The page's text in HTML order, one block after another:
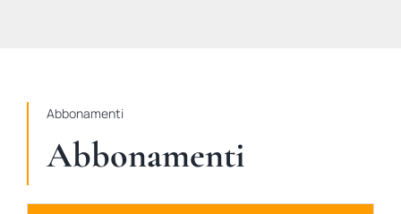
Abbonamenti
Abbonamenti